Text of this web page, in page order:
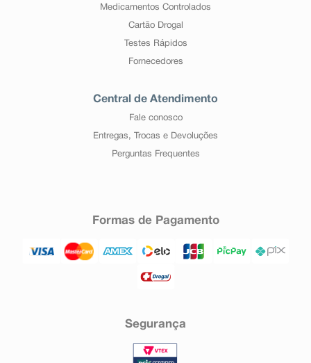
Medicamentos Controlados
Cartão Drogal
Testes Rápidos
Fornecedores
Central de Atendimento
Fale conosco
Entregas, Trocas e Devoluções
Perguntas Frequentes
Formas de Pagamento
Segurança